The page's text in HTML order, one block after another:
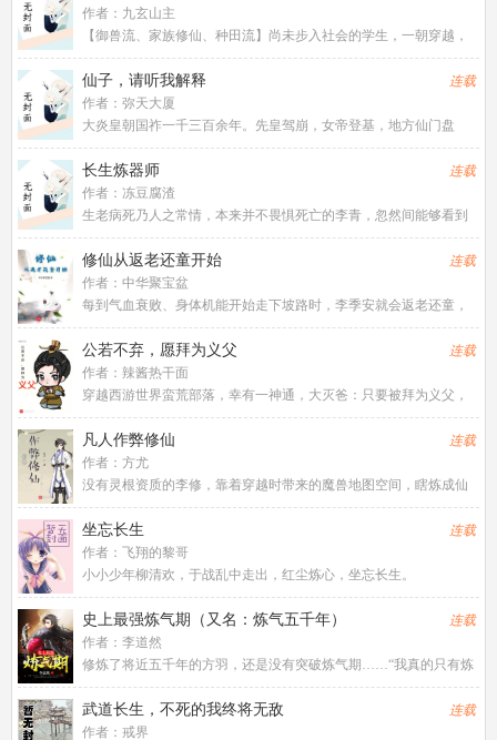
作者： 九玄山主
【御兽流、家族修仙、种田流】尚未步入社会的学生，一朝穿越，
成为御兽李氏家族子弟，从此踏上修行之路。故事，从李家被迫离
开祖地开始。
仙子，请听我解释
作者： 弥天大厦
大炎皇朝国祚一千三百余年。先皇驾崩，女帝登基，地方仙门盘
踞，中央权相乱朝。一觉醒来，许元看到了深山的雨夜破庙，看到
了诡异的断臂石佛，以及，那位篝火旁面色清冷的黑衣女子。他成
了最终BOSS第三子，身世清
连载
长生炼器师
作者： 冻豆腐渣
生老病死乃人之常情，本来并不畏惧死亡的李青，忽然间能够看到
自己的寿命还剩多少，这下他慌了！还好我炼器就能获得寿元，那
就先活他个几万年再说！【成功炼制凡品兵器：精铁战戈，奖励寿
元五个月！】【成功炼制极品
连载
修仙从返老还童开始
作者： 中华聚宝盆
每到气血衰败、身体机能开始走下坡路时，李季安就会返老还童，
再次回返八岁时的身体……“像，实在太像了，...
连载
公若不弃，愿拜为义父
作者： 辣酱热干面
穿越西游世界蛮荒部落，幸有一神通，大灭爸：只要被拜为义父，
立即在脑中推衍出灭杀‘义父’的方法。场景一：金角童子手持太上老
君的紫金红葫芦，大喊：羽凤仙，我叫你一声，你敢答应吗？小羽
粲然一<span
连载
凡人作弊修仙
作者： 方尤
没有灵根资质的李修，靠着穿越时带来的魔兽地图空间，瞎炼成仙
的故事（半吊子凡迷写书，轻喷！）。七鬼噬魂、器灵根、玄天之
宝、奇灵宝焰、大五行磁力、灵体奇功，尽在凡人作弊修仙。跳出
大多数种田流、炼丹流法宝的
连载
坐忘长生
作者： 飞翔的黎哥
小小少年柳清欢，于战乱中走出，红尘炼心，坐忘长生。
连载
史上最强炼气期（又名：炼气五千年）
作者： 李道然
修炼了将近五千年的方羽，还是没有突破炼气期……“我真的只有炼
气期，但你们别惹我！”
连载
武道长生，不死的我终将无敌
作者： 戒界
连载